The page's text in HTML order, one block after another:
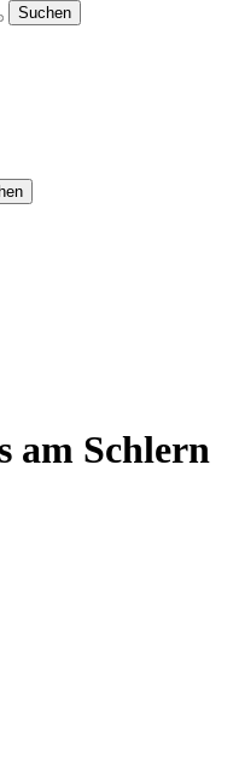
Suchen
am Schlern